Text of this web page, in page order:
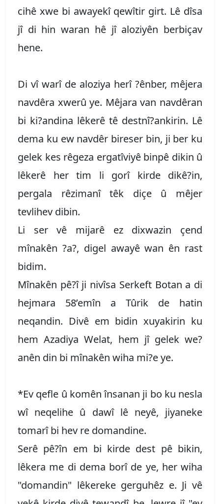
cihê xwe bi awayekî qewîtir girt. Lê dîsa
jî di hin waran hê jî aloziyên berbiçav
hene.
Di vî warî de aloziya herî ?ênber, mêjera
navdêra xwerû ye. Mêjara van navdêran
bi ki?andina lêkerê tê destnî?ankirin. Lê
dema ku ew navdêr bireser bin, ji ber ku
gelek kes rêgeza ergatîviyê binpê dikin û
lêkerê her tim li gorî kirde dikê?in,
pergala rêzimanî têk diçe û mêjer
tevlihev dibin.
Li ser vê mijarê ez dixwazin çend
mînakên ?a?, digel awayê wan ên rast
bidim.
Mînakên pê?î ji nivîsa Serkeft Botan a di
hejmara 58’emîn a Tûrik de hatin
neqandin. Divê em bidin xuyakirin ku
hem Azadiya Welat, hem jî gelek we?
anên din bi mînakên wiha mi?e ye.
*Ev qefle û komên însanan ji bo ku nesla
wî neqelihe û dawî lê neyê, jiyaneke
tomarî bi hev re domandine.
Serê pê?în em bi kirde dest pê bikin,
lêkera me di dema borî de ye, her wiha
"domandin" lêkereke gerguhêz e. Ji vê